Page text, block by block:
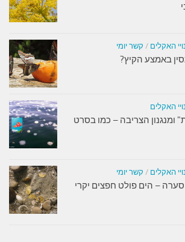
האקלים / קשר יומי
באמצע הקיץ?
האקלים
ומנגנון הצריבה – כמו בסרט
האקלים / קשר יומי
– הים פולט חפצים יקרי